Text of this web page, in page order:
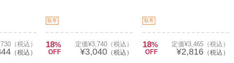
（税込）
（税込）
取寄
18%
OFF
定価¥3,740（税込）
¥3,040（税込）
取寄
18%
OFF
定価¥3,465（税込）
¥2,816 （税込）